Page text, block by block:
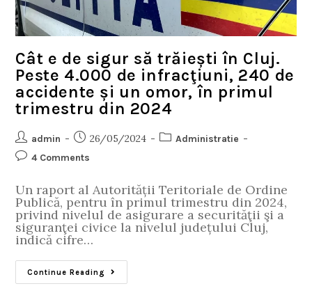
Cât e de sigur să trăiești în Cluj.
Peste 4.000 de infracţiuni, 240 de
accidente și un omor, în primul
trimestru din 2024
admin 26/05/2024
Administratie
4 Comments
Un raport al Autorității Teritoriale de Ordine
Publică, pentru în primul trimestru din 2024,
privind nivelul de asigurare a securităţii şi a
siguranţei civice la nivelul județului Cluj,
indică cifre…
Continue Reading